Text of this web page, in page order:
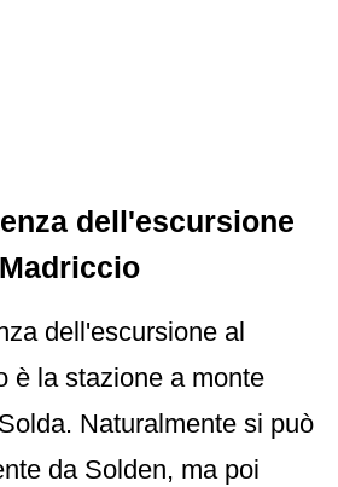
dell'escursione
dell'escursione al
è la stazione a monte
Naturalmente si può
da Solden, ma poi